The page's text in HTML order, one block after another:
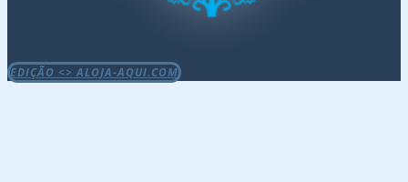
EDIÇÃO <> ALOJA-AQUI.COM